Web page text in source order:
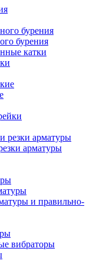
бурения
бурения
катки
арматуры
и правильно-
вибраторы